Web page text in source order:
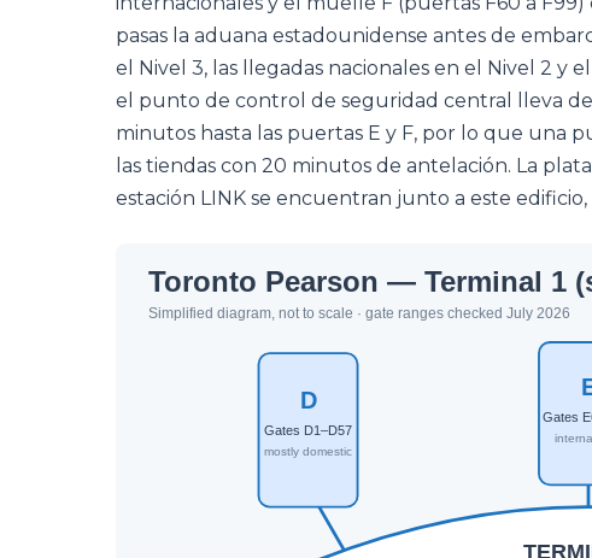
pasas la aduana estadounidense antes de
el Nivel 3, las llegadas nacionales en el Nivel 2 y
el punto de control de seguridad central lleva de
minutos hasta las puertas E y F, por lo que una
las tiendas con 20 minutos de antelación. La
estación LINK se encuentran junto a este